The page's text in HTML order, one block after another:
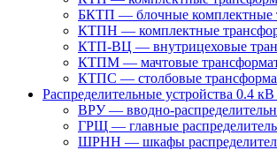
БКТП — блочные комплектные
КТПН — комплектные
КТП-ВЦ — внутрицеховые
КТПМ — мачтовые
КТПС — столбовые
Распределительные устройства 0.4 кВ
ВРУ — вводно-
ГРЩ — главные
ШРНН — шкафы